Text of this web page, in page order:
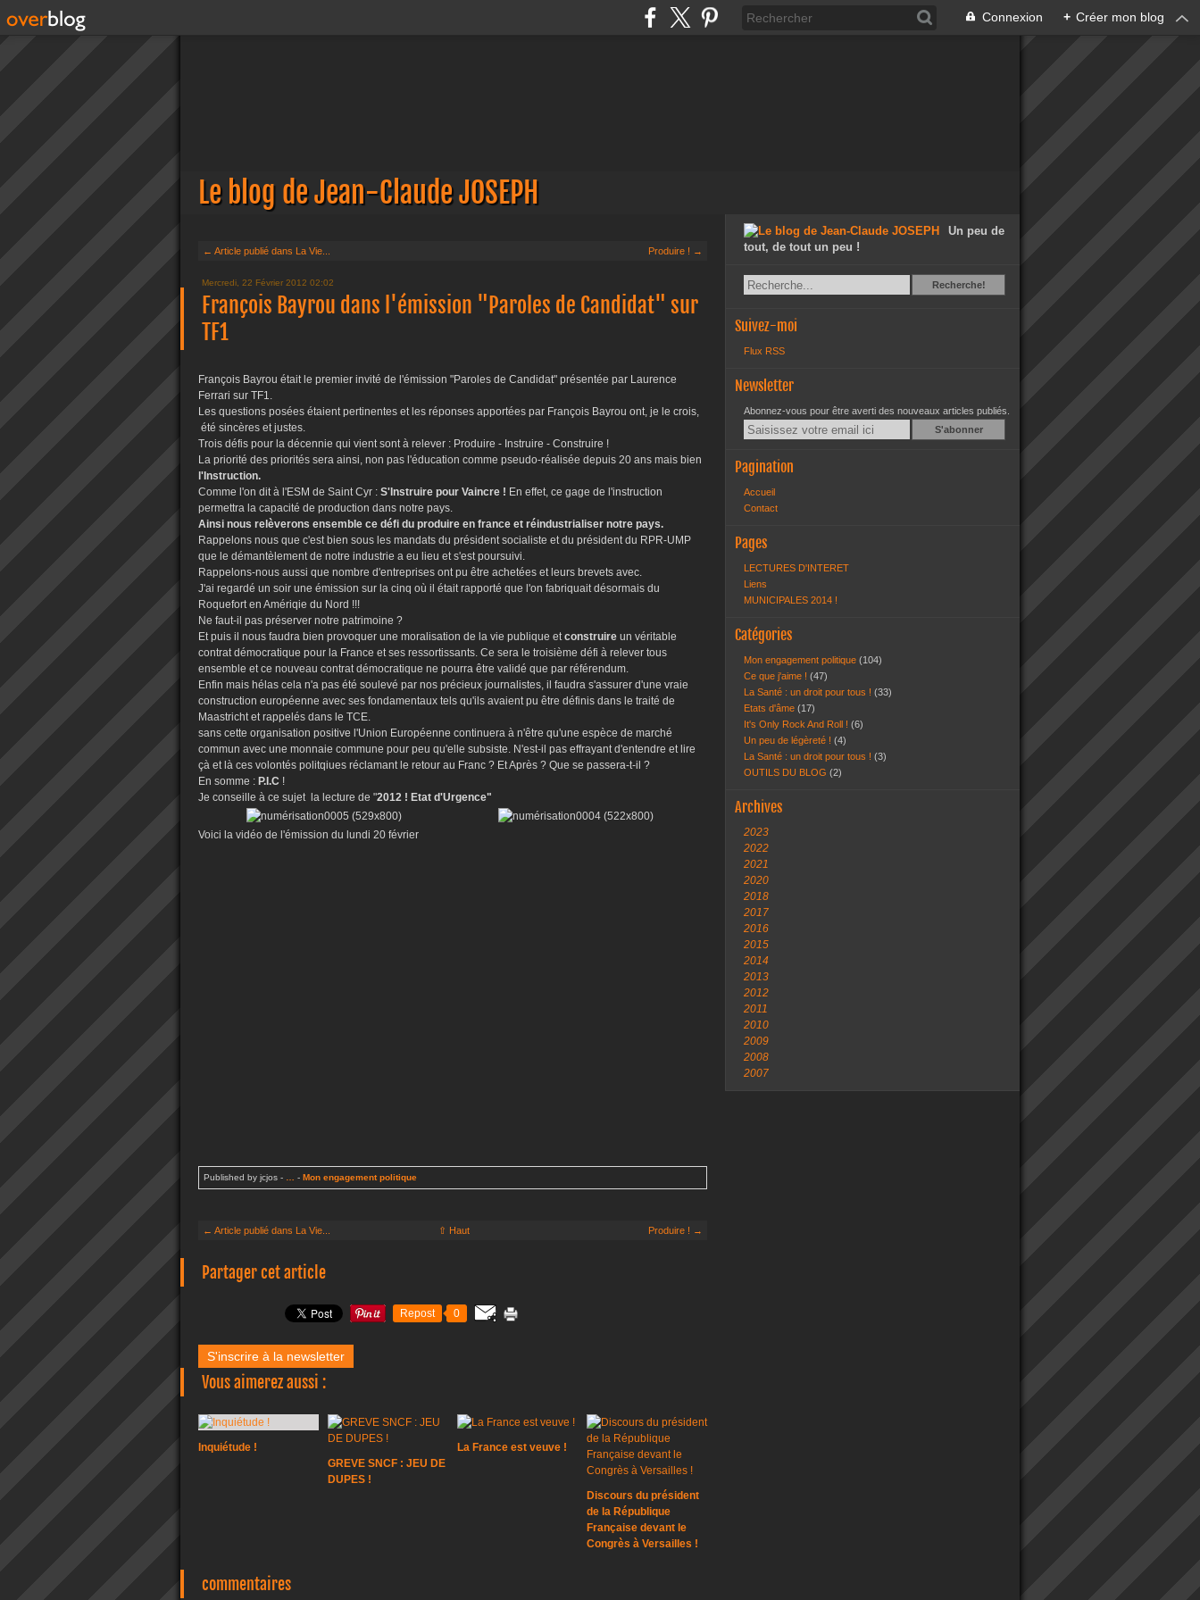
Connexion + Créer mon blog
Le blog de Jean-Claude JOSEPH
← Article publié dans La Vie... Produire ! →
Mercredi, 22 Février 2012 02:02
François Bayrou dans l'émission "Paroles de Candidat" sur
TF1
François Bayrou était le premier invité de l'émission "Paroles de Candidat" présentée par Laurence
Ferrari sur TF1.
Les questions posées étaient pertinentes et les réponses apportées par François Bayrou ont, je le crois,
été sincères et justes.
Trois défis pour la décennie qui vient sont à relever : Produire - Instruire - Construire !
La priorité des priorités sera ainsi, non pas l'éducation comme pseudo-réalisée depuis 20 ans mais bien
l'Instruction.
Comme l'on dit à l'ESM de Saint Cyr : S'Instruire pour Vaincre ! En effet, ce gage de l'instruction
permettra la capacité de production dans notre pays.
Ainsi nous relèverons ensemble ce défi du produire en france et réindustrialiser notre pays.
Rappelons nous que c'est bien sous les mandats du président socialiste et du président du RPR-UMP
que le démantèlement de notre industrie a eu lieu et s'est poursuivi.
Rappelons-nous aussi que nombre d'entreprises ont pu être achetées et leurs brevets avec.
J'ai regardé un soir une émission sur la cinq où il était rapporté que l'on fabriquait désormais du
Roquefort en Amériqie du Nord !!!
Ne faut-il pas préserver notre patrimoine ?
Et puis il nous faudra bien provoquer une moralisation de la vie publique etconstruire un véritable
contrat démocratique pour la France et ses ressortissants. Ce sera le troisième défi à relever tous
ensemble et ce nouveau contrat démocratique ne pourra être validé que par référendum.
Enfin mais hélas cela n'a pas été soulevé par nos précieux journalistes, il faudra s'assurer d'une vraie
construction européenne avec ses fondamentaux tels qu'ils avaient pu être définis dans le traité de
Maastricht et rappelés dans le TCE.
sans cette organisation positive l'Union Européenne continuera à n'être qu'une espèce de marché
commun avec une monnaie commune pour peu qu'elle subsiste. N'est-il pas effrayant d'entendre et lire
çà et là ces volontés politqiues réclamant le retour au Franc ? Et Après ? Que se passera-t-il ?
En somme : P.I.C !
Je conseille à ce sujet la lecture de "2012 ! Etat d'Urgence"
Voici la vidéo de l'émission du lundi 20 février
Published by jcjos - - Mon engagement politique
← Article publié dans La Vie... ⇧ Haut Produire ! →
Partager cet article
Repost 0
S'inscrire à la newsletter
Vous aimerez aussi :
Inquiétude !
GREVE SNCF : JEU DE
DUPES !
La France est veuve !
Discours du président
de la République
Française devant le
Congrès à Versailles !
commentaires
Un peu de
tout, de tout un peu !
RechercheRecherche!
Suivez-moi
Flux RSS
Newsletter
Abonnez-vous pour être averti des nouveaux articles publiés.
Email
Pagination
Accueil
Contact
Pages
LECTURES D'INTERET
Liens
MUNICIPALES 2014 !
Catégories
Mon engagement politique (104)
Ce que j'aime ! (47)
La Santé : un droit pour tous ! (33)
Etats d'âme (17)
It's Only Rock And Roll ! (6)
Un peu de légèreté ! (4)
La Santé : un droit pour tous ! (3)
OUTILS DU BLOG (2)
Archives
2023
2022
2021
2020
2018
2017
2016
2015
2014
2013
2012
2011
2010
2009
2008
2007